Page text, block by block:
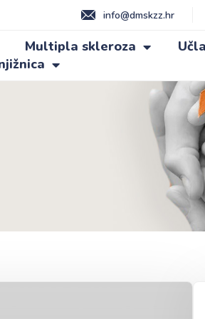
info@dmskzz.hr
Multipla skleroza